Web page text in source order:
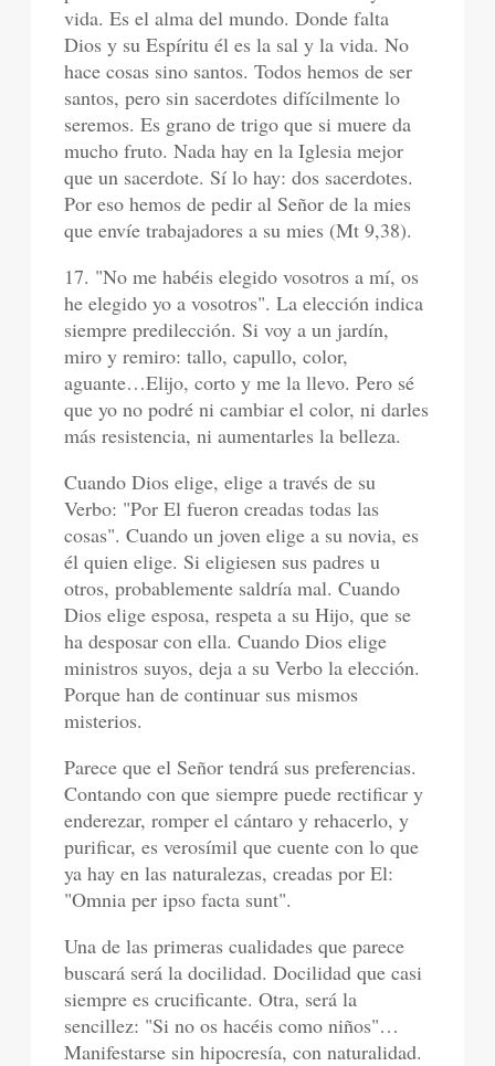
vida. Es el alma del mundo. Donde falta
Dios y su Espíritu él es la sal y la vida. No
hace cosas sino santos. Todos hemos de ser
santos, pero sin sacerdotes difícilmente lo
seremos. Es grano de trigo que si muere da
mucho fruto. Nada hay en la Iglesia mejor
que un sacerdote. Sí lo hay: dos sacerdotes.
Por eso hemos de pedir al Señor de la mies
que envíe trabajadores a su mies (Mt 9,38).
17. "No me habéis elegido vosotros a mí, os
he elegido yo a vosotros". La elección indica
siempre predilección. Si voy a un jardín,
miro y remiro: tallo, capullo, color,
aguante…Elijo, corto y me la llevo. Pero sé
que yo no podré ni cambiar el color, ni darles
más resistencia, ni aumentarles la belleza.
Cuando Dios elige, elige a través de su
Verbo: "Por El fueron creadas todas las
cosas". Cuando un joven elige a su novia, es
él quien elige. Si eligiesen sus padres u
otros, probablemente saldría mal. Cuando
Dios elige esposa, respeta a su Hijo, que se
ha desposar con ella. Cuando Dios elige
ministros suyos, deja a su Verbo la elección.
Porque han de continuar sus mismos
misterios.
Parece que el Señor tendrá sus preferencias.
Contando con que siempre puede rectificar y
enderezar, romper el cántaro y rehacerlo, y
purificar, es verosímil que cuente con lo que
ya hay en las naturalezas, creadas por El:
"Omnia per ipso facta sunt".
Una de las primeras cualidades que parece
buscará será la docilidad. Docilidad que casi
siempre es crucificante. Otra, será la
sencillez: "Si no os hacéis como niños"…
Manifestarse sin hipocresía, con naturalidad.